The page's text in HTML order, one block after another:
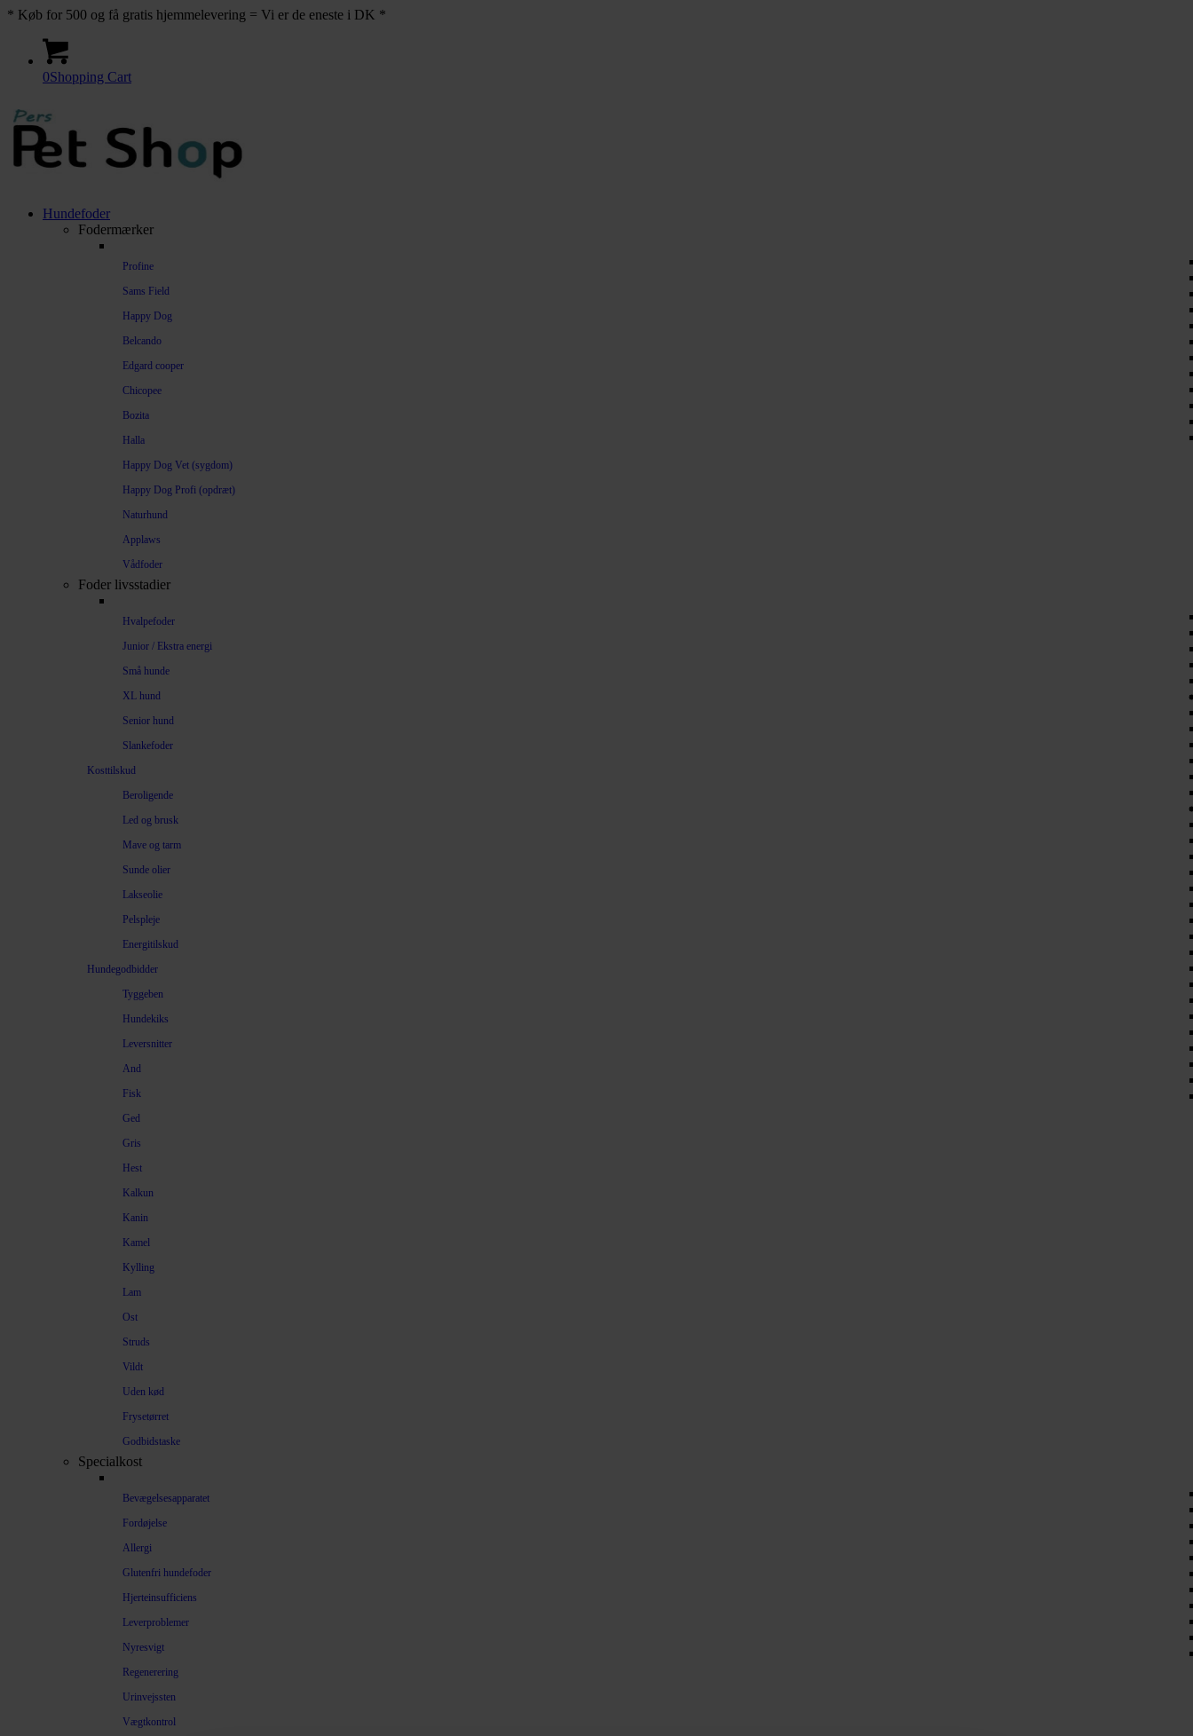
* Køb for 500 og få gratis hjemmelevering = Vi er de eneste i DK *
0Shopping Cart
Hundefoder
Fodermærker
Profine
Sams Field
Happy Dog
Belcando
Edgard cooper
Chicopee
Bozita
Halla
Happy Dog Vet (sygdom)
Happy Dog Profi (opdræt)
Naturhund
Applaws
Vådfoder
Foder livsstadier
Hvalpefoder
Junior / Ekstra energi
Små hunde
XL hund
Senior hund
Slankefoder
Kosttilskud
Beroligende
Led og brusk
Mave og tarm
Sunde olier
Lakseolie
Pelspleje
Energitilskud
Hundegodbidder
Tyggeben
Hundekiks
Leversnitter
And
Fisk
Ged
Gris
Hest
Kalkun
Kanin
Kamel
Kylling
Lam
Ost
Struds
Vildt
Uden kød
Frysetørret
Godbidstaske
Specialkost
Bevægelsesapparatet
Fordøjelse
Allergi
Glutenfri hundefoder
Hjerteinsufficiens
Leverproblemer
Nyresvigt
Regenerering
Urinvejssten
Vægtkontrol